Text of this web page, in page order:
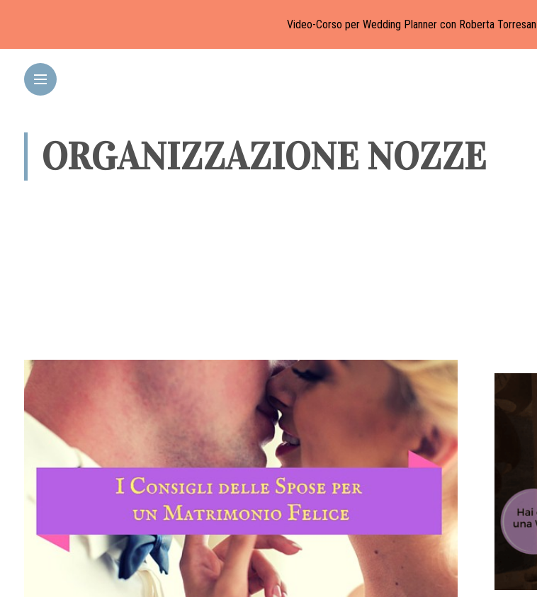
ORGANIZZAZIONE NOZZE
Video-Corso per Wedding Planner con Roberta Torresan